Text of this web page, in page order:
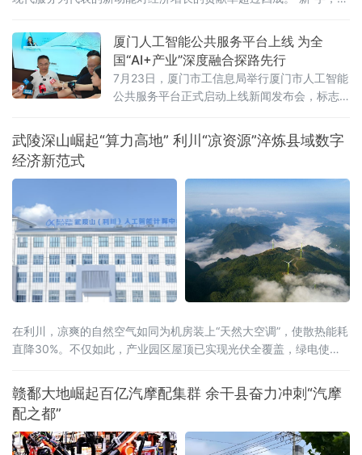
全国从经济总量看，多厦门人工智能公共服务平台上线 为全
国“AI+产业”深度融合探路先行
7月23日，厦门市工信息局举行厦门市人工智能
公共服务平台正式启动上线新闻发布会，标志
模式，为千行百业安装上“AI引擎”，助力全市数
字经济迈向高质量发展新阶段。打造一体化人
云”为基础，集技术赋能、资源整合、产业驱动
于一体，提供行业报告定制、AI全能力超市、场
景供需匹配、AI投融资、具身智
武陵深山崛起“算力高地” 利川“凉资源”淬炼县域数字
经济新范式
在利川，凉爽的自然空气如同为机房装上“天然大空调”，使散热能耗
直降30%。不仅如此，产业园区屋顶已实现光伏全覆盖，绿电使用
着100%清洁供能的目标迈进。
赣鄱大地崛起百亿汽摩配集群 余干县奋力冲刺“汽摩
配之都”